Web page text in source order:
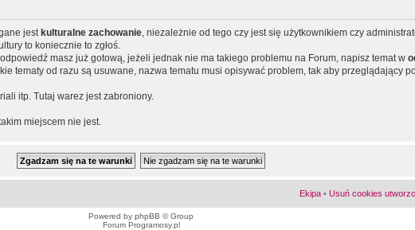
jest kulturalne zachowanie, niezależnie od tego czy jest się użytkownikiem czy
to koniecznie to zgłoś.
masz już gotową, jeżeli jednak nie ma takiego problemu na Forum, napisz temat w
tematy od razu są usuwane, nazwa tematu musi opisywać problem, tak aby przeglądający
itp. Tutaj warez jest zabroniony.
miejscem nie jest.
Ekipa • Usuń cookies
Powered by phpBB © Group
Forum Programosy.pl